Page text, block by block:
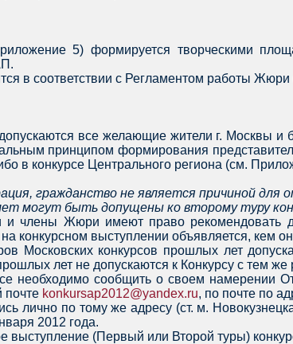
5) формируется творческими
в соответствии с Регламентом работы Жюри
все желающие жители г. Москвы
принципом формирования
в конкурсе Центрального региона (см.
гражданство не является причиной для
могут быть допущены ко второму туру
и члены Жюри имеют право рекомендовать
конкурсном выступлении объявляется, кем
Московских конкурсов прошлых лет
лет не допускаются к Конкурсу с тем
необходимо сообщить о своем намерении
почте konkursap2012@yandex.ru, по почте по
лично по тому же адресу (ст. м.
2012 года.
выступление (Первый или Второй туры)